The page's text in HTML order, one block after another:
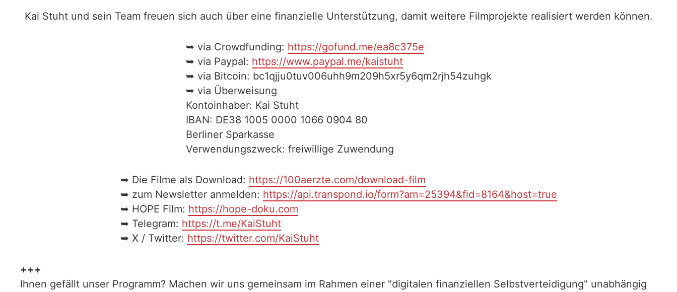
Kai Stuht und sein Team freuen sich auch über eine finanzielle Unterstützung, damit weitere Filmprojekte realisiert werden können.
➥ via Crowdfunding: https://gofund.me/ea8c375e
➥ via Paypal: https://www.paypal.me/kaistuht
➥ via Bitcoin: bc1qjju0tuv006uhh9m209h5xr5y6qm2rjh54zuhgk
➥ via Überweisung
Kontoinhaber: Kai Stuht
IBAN: DE38 1005 0000 1066 0904 80
Berliner Sparkasse
Verwendungszweck: freiwillige Zuwendung
➥ Die Filme als Download: https://100aerzte.com/download-film
➥ zum Newsletter anmelden: https://api.transpond.io/form?am=25394&fid=8164&host=true
➥ HOPE Film: https://hope-doku.com
➥ Telegram: https://t.me/KaiStuht
➥ X / Twitter: https://twitter.com/KaiStuht
+++
Ihnen gefällt unser Programm? Machen wir uns gemeinsam im Rahmen einer "digitalen finanziellen Selbstverteidigung" unabhängig